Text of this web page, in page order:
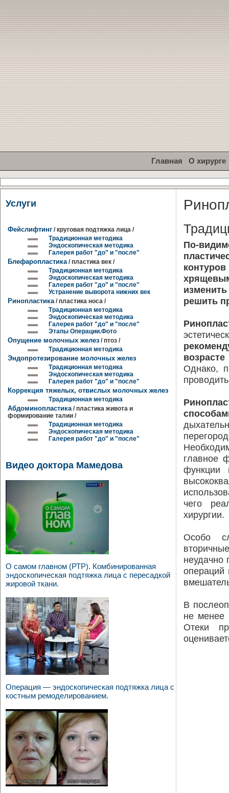
Главная О хирурге
Услуги
Фейслифтинг / круговая подтяжка лица /
Традиционная методика
Эндоскопическая методика
Галерея работ "до" и "после"
Блефаропластика / пластика век /
Традиционная методика
Эндоскопическая методика
Галерея работ "до" и "после"
Устранение выворота нижних век
Ринопластика / пластика носа /
Традиционная методика
Эндоскопическая методика
Галерея работ "до" и "после"
Этапы Операции.Фото
Опущение молочных желез / птоз /
Традиционная методика
Эндопротезирование молочных желез
Традиционная методика
Эндоскопическая методика
Галерея работ "до" и "после"
Коррекция тяжелых, отвислых молочных желез
Традиционная методика
Абдоминопластика / пластика живота и
формирование талии /
Традиционная методика
Эндоскопическая методика
Галерея работ "до" и "после"
Видео доктора Мамедова
О самом главном (РТР). Комбинированная
эндоскопическая подтяжка лица с пересадкой
жировой ткани.
Операция — эндоскопическая подтяжка лица с
костным ремоделированием.
По-
решить
Однако,
главное
функции
чего
хирургии.
Особо
неудачно
операций
В
не менее
Отеки